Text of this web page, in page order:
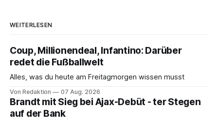
WEITERLESEN
Coup, Millionendeal, Infantino: Darüber
redet die Fußballwelt
Alles, was du heute am Freitagmorgen wissen musst
Von Redaktion 07 Aug. 2026
Brandt mit Sieg bei Ajax-Debüt - ter Stegen
auf der Bank